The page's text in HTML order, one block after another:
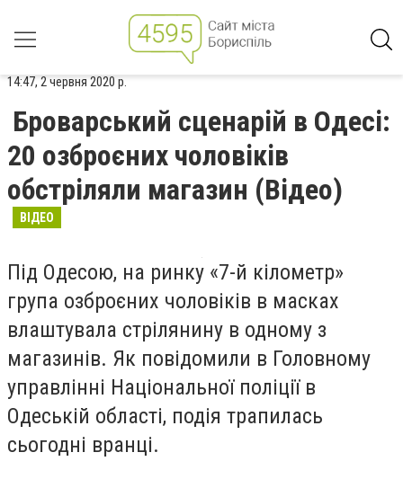
14:47, 2 червня 2020 р.
Броварський сценарій в Одесі:
20 озброєних чоловіків
обстріляли магазин (Відео)
ВІДЕО
Під Одесою, на ринку «7-й кілометр»
група озброєних чоловіків в масках
влаштувала стрілянину в одному з
магазинів. Як повідомили в Головному
управлінні Національної поліції в
Одеській області, подія трапилась
сьогодні вранці.